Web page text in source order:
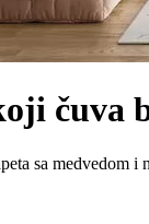
čuva
sa medvedom